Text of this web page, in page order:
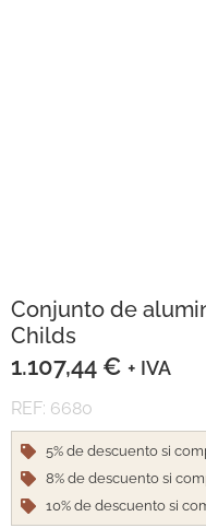
Conjunto de
Childs
1.107,44 € + IVA
REF: 6680
5% de descuento si
8% de descuento si
10% de descuento si